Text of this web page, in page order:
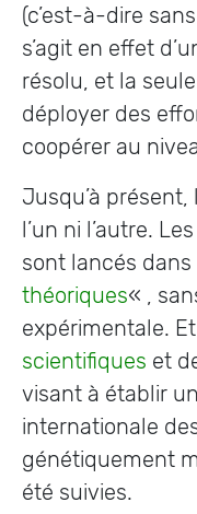
(c’est-à-dire
s’agit en effet
résolu, et la
déployer des
coopérer au
Jusqu’à présent,
l’un ni l’autre.
sont lancés dans
théoriques« ,
expérimentale. Et
scientifiques et
visant à établir
internationale
génétiquement
été suivies.